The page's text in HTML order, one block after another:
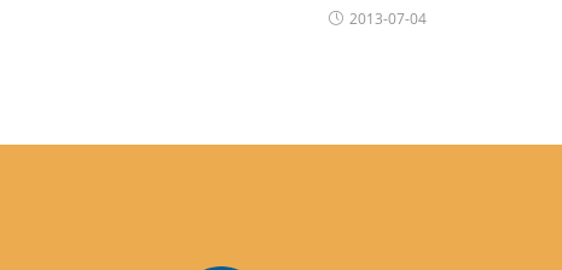
2013-07-04